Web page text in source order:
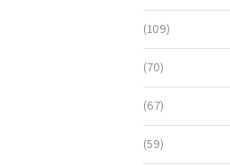
(109)
(70)
(67)
(59)